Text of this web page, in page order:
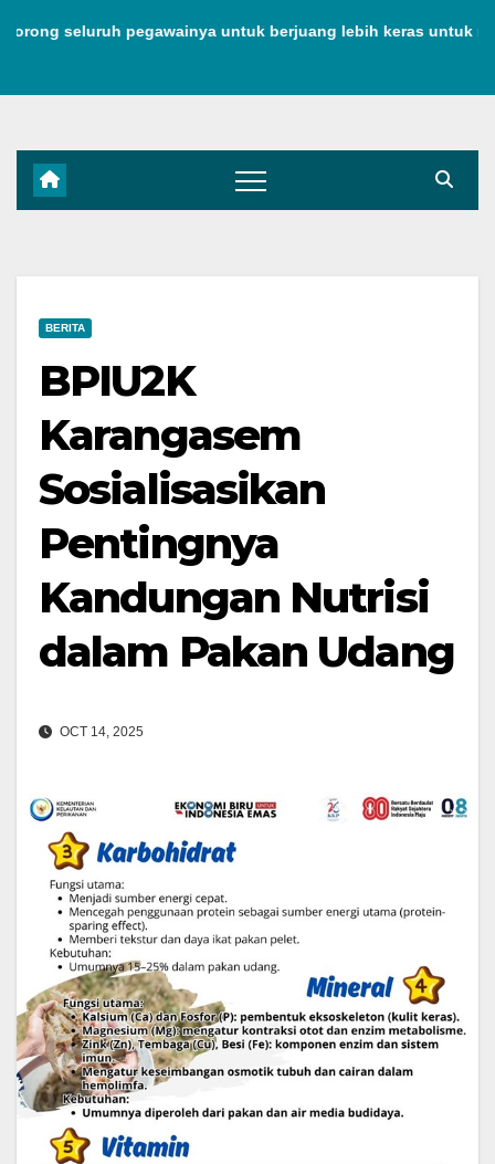
seluruh pegawainya untuk berjuang lebih keras untuk
BERITA
BPIU2K
Karangasem
Sosialisasikan
Pentingnya
Kandungan Nutrisi
dalam Pakan Udang
OCT 14, 2025